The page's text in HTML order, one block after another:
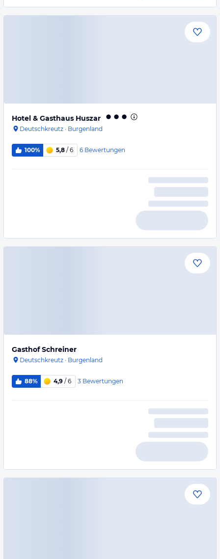
Hotel & Gasthaus Huszar
Deutschkreutz · Burgenland
100% 5,8 / 6 6 Bewertungen
Gasthof Schreiner
Deutschkreutz · Burgenland
88% 4,9 / 6 3 Bewertungen